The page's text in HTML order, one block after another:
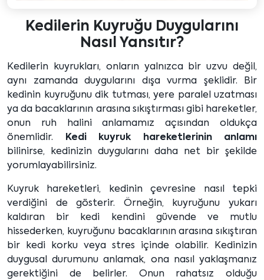
Kedilerin Kuyruğu Duygularını
Nasıl Yansıtır?
Kedilerin kuyrukları, onların yalnızca bir uzvu değil,
aynı zamanda duygularını dışa vurma şeklidir. Bir
kedinin kuyruğunu dik tutması, yere paralel uzatması
ya da bacaklarının arasına sıkıştırması gibi hareketler,
onun ruh halini anlamamız açısından oldukça
önemlidir. Kedi kuyruk hareketlerinin anlamı
bilinirse, kedinizin duygularını daha net bir şekilde
yorumlayabilirsiniz.
Kuyruk hareketleri, kedinin çevresine nasıl tepki
verdiğini de gösterir. Örneğin, kuyruğunu yukarı
kaldıran bir kedi kendini güvende ve mutlu
hissederken, kuyruğunu bacaklarının arasına sıkıştıran
bir kedi korku veya stres içinde olabilir. Kedinizin
duygusal durumunu anlamak, ona nasıl yaklaşmanız
gerektiğini de belirler. Onun rahatsız olduğu